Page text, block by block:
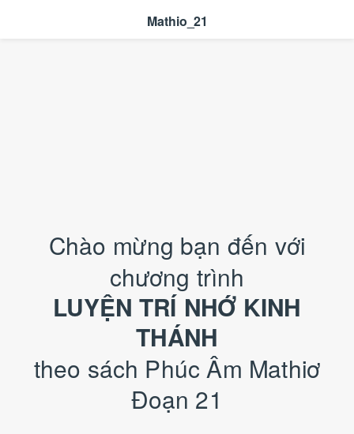
Chào mừng bạn đến với
chương trình
LUYỆN TRÍ NHỚ KINH
THÁNH
theo sách Phúc Âm Mathiơ
Đoạn 21
Mathio_21